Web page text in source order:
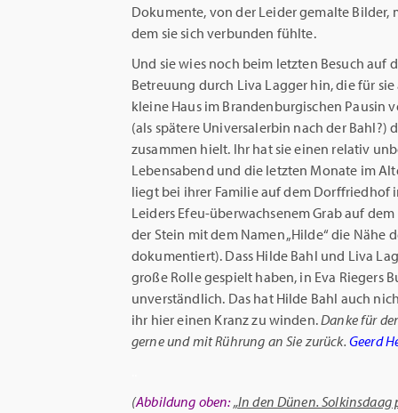
Dokumente, von der Leider gemalte Bilder,
dem sie sich verbunden fühlte.
Und sie wies noch beim letzten Besuch auf
Betreuung durch Liva Lagger hin, die für sie
kleine Haus im Brandenburgischen Pausin
(als spätere Universalerbin nach der Bahl?)
zusammen hielt. Ihr hat sie einen relativ
Lebensabend und die letzten Monate im
liegt bei ihrer Familie auf dem Dorffriedhof
Leiders Efeu-überwachsenem Grab auf
der Stein mit dem Namen „Hilde“ die Nähe
dokumentiert). Dass Hilde Bahl und Liva
große Rolle gespielt haben, in Eva Riegers
unverständlich. Das hat Hilde Bahl auch
ihr hier einen Kranz zu winden.Danke für
gerne und mit Rührung an Sie zurück. Geerd
(Abbildung oben:„In den Dünen. Solkinsdaag